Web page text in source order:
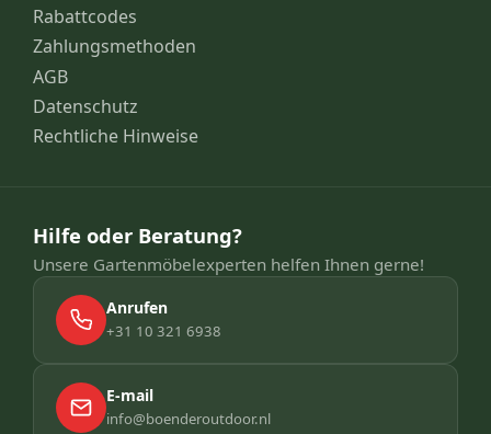
Rabattcodes
Zahlungsmethoden
AGB
Datenschutz
Rechtliche Hinweise
Hilfe oder Beratung?
Unsere Gartenmöbelexperten helfen Ihnen gerne!
Anrufen
+31 10 321 6938
E-mail
info@boenderoutdoor.nl